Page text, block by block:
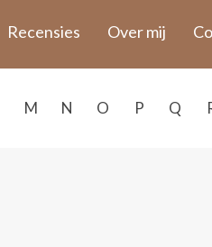
Recensies Over mij
M N O P Q